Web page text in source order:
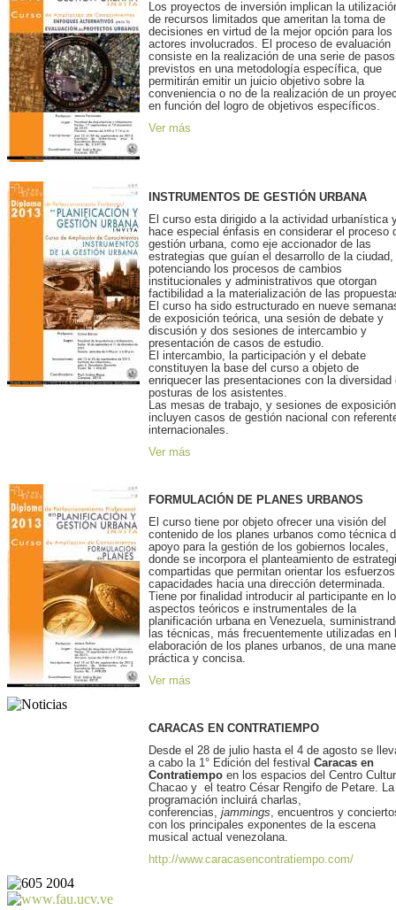
Los proyectos de inversión implican la
de recursos limitados que ameritan la toma de
decisiones en virtud de la mejor opción para los
actores involucrados. El proceso de evaluación
consiste en la realización de una serie de
previstos en una metodología específica, que
permitirán emitir un juicio objetivo sobre la
conveniencia o no de la realización de un
en función del logro de objetivos específicos.
Ver más
INSTRUMENTOS DE GESTIÓN URBANA
El curso esta dirigido a la actividad urbanística
hace especial énfasis en considerar el proceso
gestión urbana, como eje accionador de las
estrategias que guían el desarrollo de la ciudad,
potenciando los procesos de cambios
institucionales y administrativos que otorgan
factibilidad a la materialización de las
El curso ha sido estructurado en nueve
de exposición teórica, una sesión de debate y
discusión y dos sesiones de intercambio y
presentación de casos de estudio.
El intercambio, la participación y el debate
constituyen la base del curso a objeto de
enriquecer las presentaciones con la diversidad
posturas de los asistentes.
Las mesas de trabajo, y sesiones de exposición
incluyen casos de gestión nacional con
internacionales.
Ver más
FORMULACIÓN DE PLANES URBANOS
El curso tiene por objeto ofrecer una visión del
contenido de los planes urbanos como técnica
apoyo para la gestión de los gobiernos locales,
donde se incorpora el planteamiento de
compartidas que permitan orientar los
capacidades hacia una dirección determinada.
Tiene por finalidad introducir al participante en
aspectos teóricos e instrumentales de la
planificación urbana en Venezuela,
las técnicas, más frecuentemente utilizadas en
elaboración de los planes urbanos, de una
práctica y concisa.
Ver más
CARACAS EN CONTRATIEMPO
Desde el 28 de julio hasta el 4 de agosto se
a cabo la 1° Edición del festival Caracas en
Contratiempo en los espacios del Centro
Chacao y el teatro César Rengifo de Petare. La
programación incluirá charlas,
conferencias, jammings, encuentros y
con los principales exponentes de la escena
musical actual venezolana.
http://www.caracasencontratiempo.com/